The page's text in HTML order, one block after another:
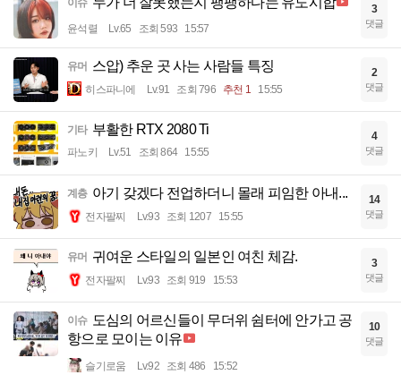
이슈
윤석렬 Lv.65 조회 593 15:57
3
댓글
유머 스압) 추운 곳 사는 사람들 특징
히스파니에 Lv.91 조회 796 추천 1 15:55
2
댓글
기타 부활한 RTX 2080 Ti
파노키 Lv.51 조회 864 15:55
4
댓글
계층 아기 갖겠다 전업하더니 몰래 피임한 아내...
전자팔찌 Lv.93 조회 1207 15:55
14
댓글
유머 귀여운 스타일의 일본인 여친 체감.
전자팔찌 Lv.93 조회 919 15:53
3
댓글
이슈 도심의 어르신들이 무더위 쉼터에 안가고 공
항으로 모이는 이유
슬기로움 Lv.92 조회 486 15:52
10
댓글